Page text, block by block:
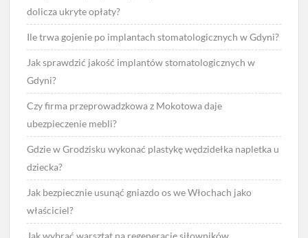
dolicza ukryte opłaty?
Ile trwa gojenie po implantach stomatologicznych w Gdyni?
Jak sprawdzić jakość implantów stomatologicznych w
Gdyni?
Czy firma przeprowadzkowa z Mokotowa daje
ubezpieczenie mebli?
Gdzie w Grodzisku wykonać plastykę wędzidełka napletka u
dziecka?
Jak bezpiecznie usunąć gniazdo os we Włochach jako
właściciel?
Jak wybrać warsztat na regenerację siłowników